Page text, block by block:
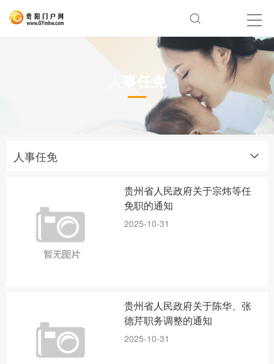
人事任免
人事任免
贵州省人民政府关于宗炜等任
免职的通知
2025-10-31
贵州省人民政府关于陈华、张
德芹职务调整的通知
2025-10-31